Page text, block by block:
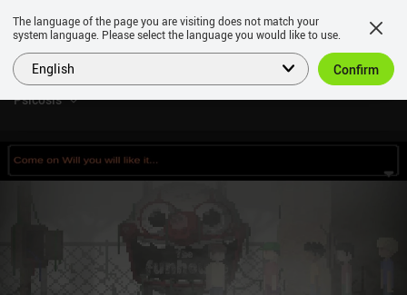
Psicosis
The language of the page you are visiting does not match your
system language. Please select the language you would like to use.
English Confirm